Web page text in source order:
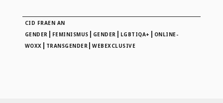
CID FRAEN AN
GENDER | FEMINISMUS | GENDER | LGBTIQA+ | ONLINE-
WOXX | TRANSGENDER |WEBEXCLUSIVE